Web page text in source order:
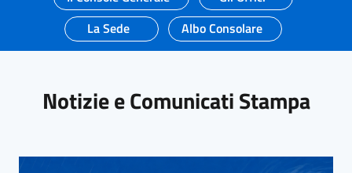
La Sede
Albo Consolare
Notizie e Comunicati Stampa